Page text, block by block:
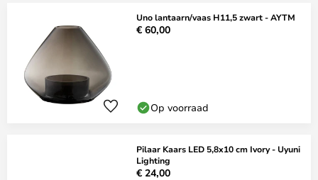
Uno lantaarn/vaas H11,5 zwart - AYTM
€ 60,00
Op voorraad
Pilaar Kaars LED 5,8x10 cm Ivory - Uyuni
Lighting
€ 24,00